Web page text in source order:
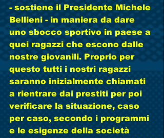
- sostiene il Presidente Michele
Bellieni - in maniera da dare
uno sbocco sportivo in paese a
quei ragazzi che escono dalle
nostre giovanili. Proprio per
questo tutti i nostri ragazzi
saranno inizialmente chiamati
a rientrare dai prestiti per poi
verificare la situazione, caso
per caso, secondo i programmi
e le esigenze della società